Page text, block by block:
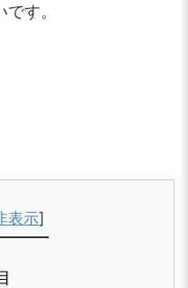
す。
表示]